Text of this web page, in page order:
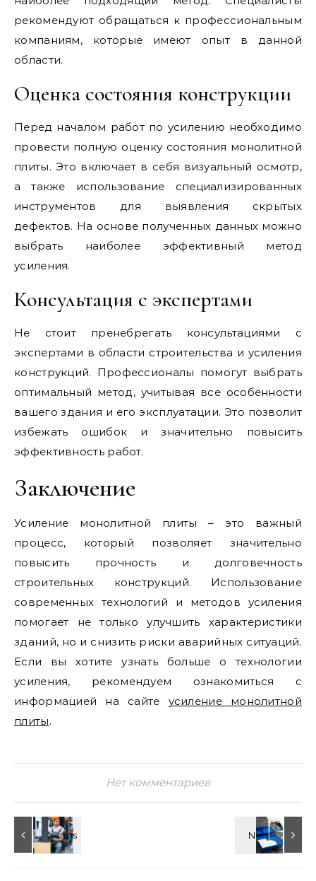
рекомендуют обращаться к профессиональным
компаниям, которые имеют опыт в данной
области.
Оценка состояния конструкции
Перед началом работ по усилению необходимо
провести полную оценку состояния монолитной
плиты. Это включает в себя визуальный осмотр,
а также использование специализированных
инструментов для выявления скрытых
дефектов. На основе полученных данных можно
выбрать наиболее эффективный метод
усиления.
Консультация с экспертами
Не стоит пренебрегать консультациями с
экспертами в области строительства и усиления
конструкций. Профессионалы помогут выбрать
оптимальный метод, учитывая все особенности
вашего здания и его эксплуатации. Это позволит
избежать ошибок и значительно повысить
эффективность работ.
Заключение
Усиление монолитной плиты – это важный
процесс, который позволяет значительно
повысить прочность и долговечность
строительных конструкций. Использование
современных технологий и методов усиления
помогает не только улучшить характеристики
зданий, но и снизить риски аварийных ситуаций.
Если вы хотите узнать больше о технологии
усиления, рекомендуем ознакомиться с
информацией на сайте усиление монолитной
плиты.
Нет комментариев